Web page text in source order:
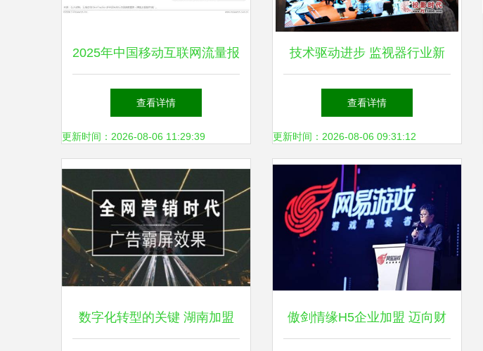
2025年中国移动互联网流量报
告 网络技术研发驱动下的新
格局
查看详情
更新时间：2026-08-06 11:29:39
技术驱动进步 监视器行业新
闻中的网络技术研发与市场演
变
查看详情
更新时间：2026-08-06 09:31:12
数字化转型的关键 湖南加盟 傲剑情缘H5企业加盟 迈向财